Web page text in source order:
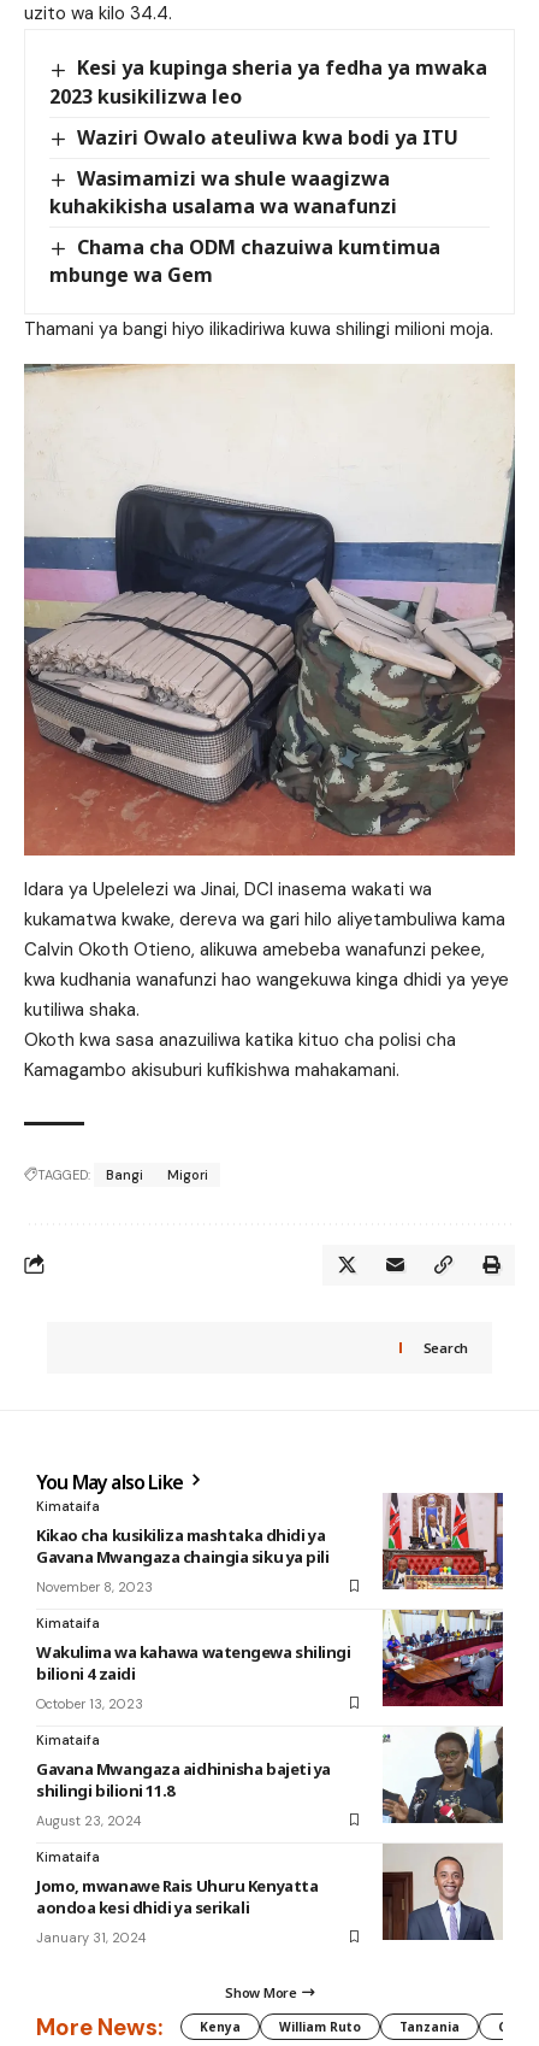
uzito wa kilo 34.4.
Kesi ya kupinga sheria ya fedha ya mwaka
2023 kusikilizwa leo
Waziri Owalo ateuliwa kwa bodi ya ITU
Wasimamizi wa shule waagizwa
kuhakikisha usalama wa wanafunzi
Chama cha ODM chazuiwa kumtimua
mbunge wa Gem
Thamani ya bangi hiyo ilikadiriwa kuwa shilingi milioni moja.
Idara ya Upelelezi wa Jinai, DCI inasema wakati wa
kukamatwa kwake, dereva wa gari hilo aliyetambuliwa kama
Calvin Okoth Otieno, alikuwa amebeba wanafunzi pekee,
kwa kudhania wanafunzi hao wangekuwa kinga dhidi ya yeye
kutiliwa shaka.
Okoth kwa sasa anazuiliwa katika kituo cha polisi cha
Kamagambo akisuburi kufikishwa mahakamani.
TAGGED: Bangi Migori
Search
You May also Like
Kimataifa
Kikao cha kusikiliza mashtaka dhidi ya
Gavana Mwangaza chaingia siku ya pili
November 8, 2023
Kimataifa
Wakulima wa kahawa watengewa shilingi
bilioni 4 zaidi
October 13, 2023
Kimataifa
Gavana Mwangaza aidhinisha bajeti ya
shilingi bilioni 11.8
August 23, 2024
Kimataifa
Jomo, mwanawe Rais Uhuru Kenyatta
aondoa kesi dhidi ya serikali
January 31, 2024
Show More
More News: Kenya William Ruto Tanzania CAF